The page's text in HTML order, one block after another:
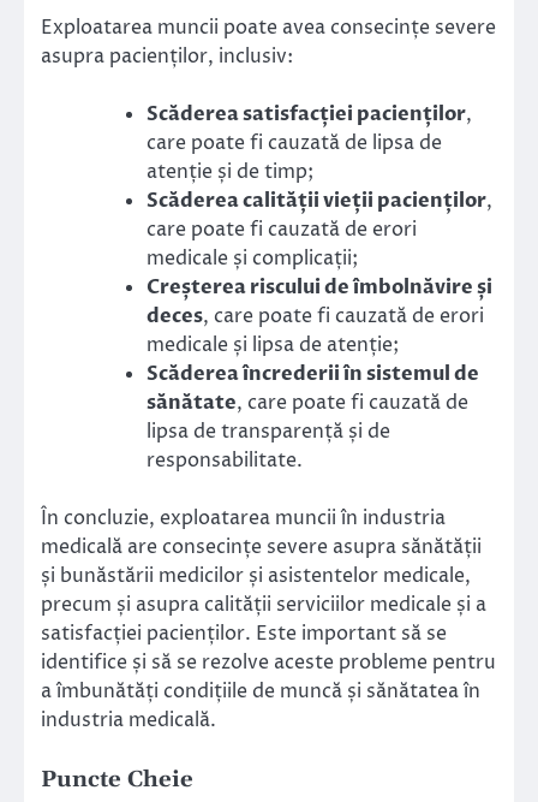
Exploatarea muncii poate avea consecințe severe
asupra pacienților, inclusiv:
Scăderea satisfacției pacienților,
care poate fi cauzată de lipsa de
atenție și de timp;
Scăderea calității vieții pacienților,
care poate fi cauzată de erori
medicale și complicații;
Creșterea riscului de îmbolnăvire și
deces, care poate fi cauzată de erori
medicale și lipsa de atenție;
Scăderea încrederii în sistemul de
sănătate, care poate fi cauzată de
lipsa de transparență și de
responsabilitate.
În concluzie, exploatarea muncii în industria
medicală are consecințe severe asupra sănătății
și bunăstării medicilor și asistentelor medicale,
precum și asupra calității serviciilor medicale și a
satisfacției pacienților. Este important să se
identifice și să se rezolve aceste probleme pentru
a îmbunătăți condițiile de muncă și sănătatea în
industria medicală.
Puncte Cheie